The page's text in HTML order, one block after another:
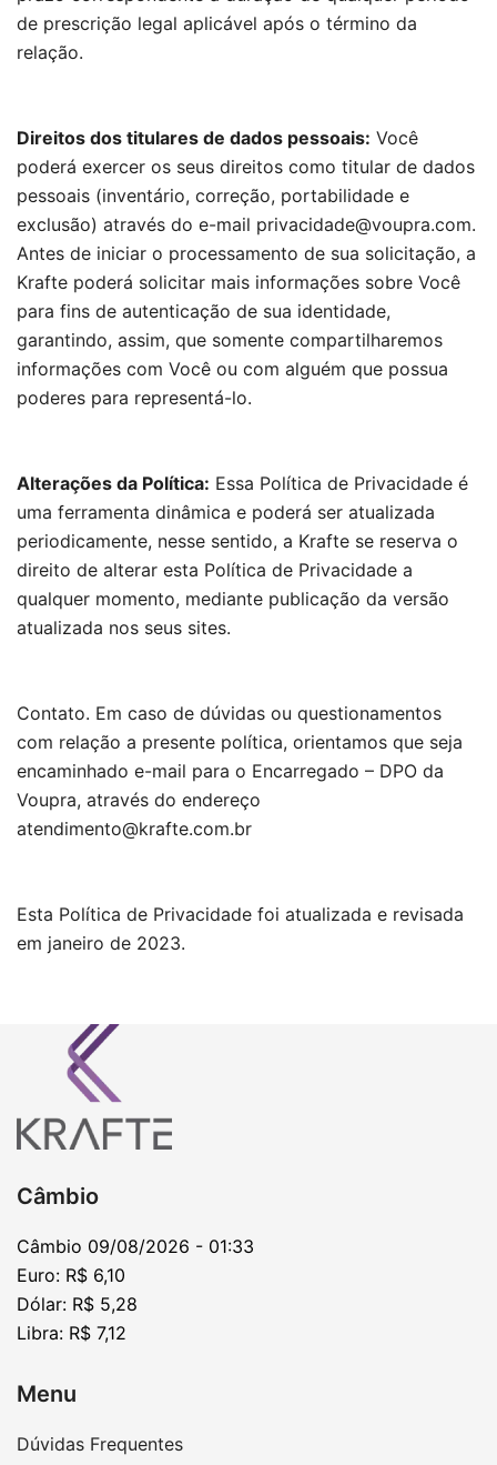
de prescrição legal aplicável após o término da
relação.
Direitos dos titulares de dados pessoais: Você
poderá exercer os seus direitos como titular de dados
pessoais (inventário, correção, portabilidade e
exclusão) através do e-mail privacidade@voupra.com.
Antes de iniciar o processamento de sua solicitação, a
Krafte poderá solicitar mais informações sobre Você
para fins de autenticação de sua identidade,
garantindo, assim, que somente compartilharemos
informações com Você ou com alguém que possua
poderes para representá-lo.
Alterações da Política: Essa Política de Privacidade é
uma ferramenta dinâmica e poderá ser atualizada
periodicamente, nesse sentido, a Krafte se reserva o
direito de alterar esta Política de Privacidade a
qualquer momento, mediante publicação da versão
atualizada nos seus sites.
Contato. Em caso de dúvidas ou questionamentos
com relação a presente política, orientamos que seja
encaminhado e-mail para o Encarregado – DPO da
Voupra, através do endereço
atendimento@krafte.com.br
Esta Política de Privacidade foi atualizada e revisada
em janeiro de 2023.
Câmbio
Câmbio 09/08/2026 - 01:33
Euro: R$ 6,10
Dólar: R$ 5,28
Libra: R$ 7,12
Menu
Dúvidas Frequentes